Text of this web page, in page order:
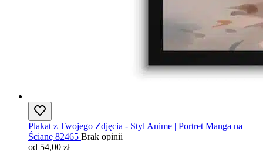
Plakat z Twojego Zdjęcia - Styl Anime | Portret Manga na
Ścianę 82465 Brak opinii
od 54,00 zł